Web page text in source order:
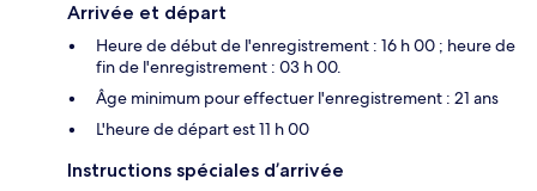
Arrivée et départ
Heure de début de l'enregistrement : 16 h 00 ; heure de
fin de l'enregistrement : 03 h 00.
Âge minimum pour effectuer l'enregistrement : 21 ans
L'heure de départ est 11 h 00
Instructions spéciales d’arrivée